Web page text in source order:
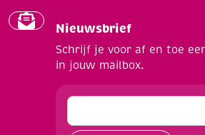
Nieuwsbrief
Schrijf je voor af en toe
in jouw mailbox.